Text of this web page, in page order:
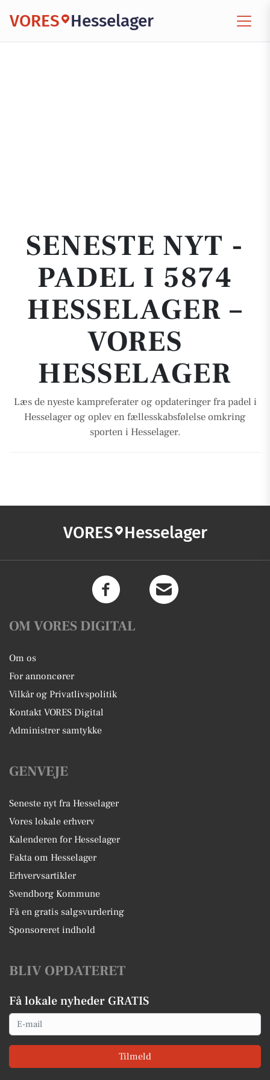
VORES Hesselager
SENESTE NYT -
PADEL I 5874
HESSELAGER –
VORES
HESSELAGER
Læs de nyeste kampreferater og opdateringer fra padel i
Hesselager og oplev en fællesskabsfølelse omkring
sporten i Hesselager.
VORES Hesselager
OM VORES DIGITAL
Om os
For annoncører
Vilkår og Privatlivspolitik
Kontakt VORES Digital
Administrer samtykke
GENVEJE
Seneste nyt fra Hesselager
Vores lokale erhverv
Kalenderen for Hesselager
Fakta om Hesselager
Erhvervsartikler
Svendborg Kommune
Få en gratis salgsvurdering
Sponsoreret indhold
BLIV OPDATERET
Få lokale nyheder GRATIS
Email
Tilmeld